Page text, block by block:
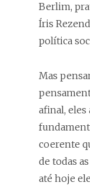
Berlim,
Íris
política
Mas
afinal, eles
coerente
de todas
até hoje